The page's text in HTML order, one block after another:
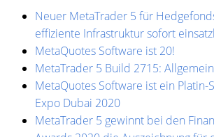
Neuer MetaTrader 5 für
effiziente Infrastruktur sofort
MetaQuotes Software ist 20!
MetaTrader 5 Build 2715:
MetaQuotes Software ist ein Platin-
Expo Dubai 2020
MetaTrader 5 gewinnt bei den